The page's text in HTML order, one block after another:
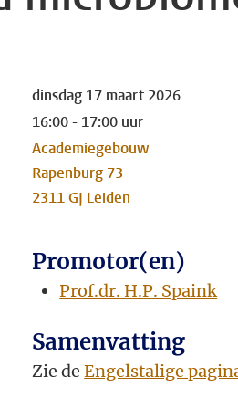
dinsdag 17 maart 2026
16:00 - 17:00 uur
Academiegebouw
Rapenburg 73
2311 GJ Leiden
Promotor(en)
Prof.dr. H.P. Spaink
Samenvatting
Zie deEngelstalige